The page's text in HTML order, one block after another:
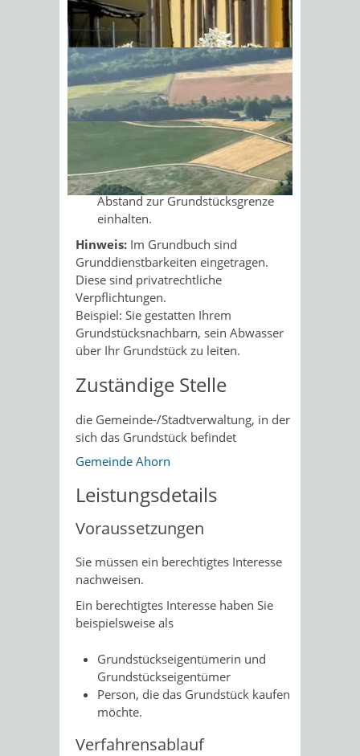
Sonnenschein am Morgen im
Ahornwald
Beispiele für öffentlich-rechtliche
Baulasten sind:
Über Ihr Grundstück führt die
Zufahrt zu einer öffentlichen
Straße.
Sie haben die Abstandsfläche des
Nachbargrundstücks
übernommen. Daher müssen Sie
bei einer Bebauung den doppelten
Abstand zur Grundstücksgrenze
einhalten.
Hinweis: Im Grundbuch sind
Grunddienstbarkeiten eingetragen.
Diese sind privatrechtliche
Verpflichtungen.
Beispiel: Sie gestatten Ihrem
Grundstücksnachbarn, sein Abwasser
über Ihr Grundstück zu leiten.
Zuständige Stelle
die Gemeinde-/Stadtverwaltung, in der
sich das Grundstück befindet
Gemeinde Ahorn
Leistungsdetails
Voraussetzungen
Sie müssen ein berechtigtes Interesse
nachweisen.
Ein berechtigtes Interesse haben Sie
beispielsweise als
Grundstückseigentümerin und
Grundstückseigentümer
Person, die das Grundstück kaufen
möchte.
Verfahrensablauf